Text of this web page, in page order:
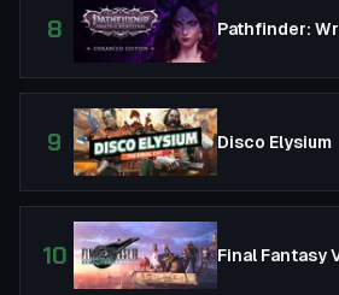
8
9 Disco Elysium
10